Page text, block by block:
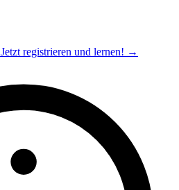
Jetzt registrieren und lernen! →